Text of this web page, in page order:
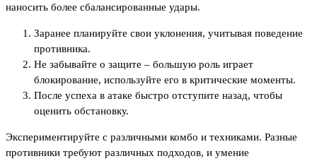
наносить более сбалансированные удары.
Заранее планируйте свои уклонения, учитывая поведение
противника.
Не забывайте о защите – большую роль играет
блокирование, используйте его в критические моменты.
После успеха в атаке быстро отступите назад, чтобы
оценить обстановку.
Экспериментируйте с различными комбо и техниками. Разные
противники требуют различных подходов, и умение